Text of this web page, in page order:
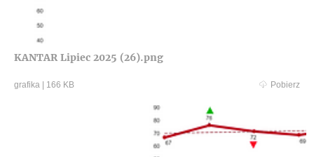
KANTAR Lipiec 2025 (26).png
grafika | 166 KB Pobierz